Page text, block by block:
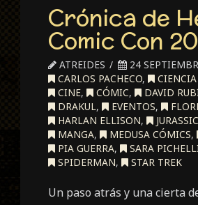
Crónica de
Comic Con
ATREIDES
24
CARLOS PACHECO,
CINE, CÓMIC, DAVID
DRAKUL, EVENTOS,
HARLAN ELLISON,
MANGA, MEDUSA CÓMICS,
PIA GUERRA, SARA
SPIDERMAN, STAR TREK
Un paso atrás y una cierta